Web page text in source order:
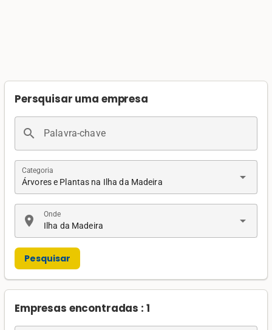
Persquisar uma empresa
search Palavra-chave
Árvores e Plantas na Ilha da Madeira
Categoria arrow_drop_down
location_on Ilha da Madeira
Onde arrow_drop_down
Pesquisar
Empresas encontradas : 1